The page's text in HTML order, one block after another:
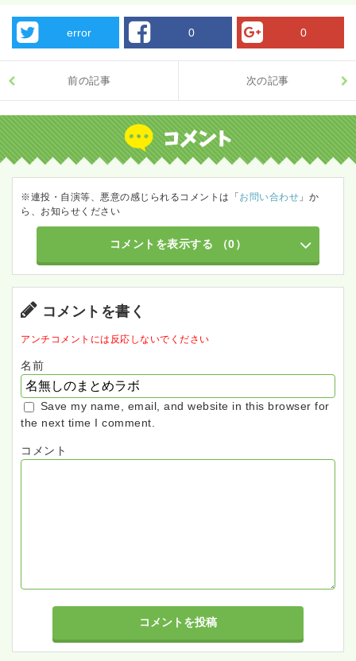
error 0 0
前の記事 次の記事
※連投・自演等、悪意の感じられるコメントは「 お問い合わせ 」か
ら、お知らせください
コメントを表示する （0）
コメントを書く
アンチコメントには反応しないでください
名前
Save my name, email, and website in this browser for
the next time I comment.
コメント